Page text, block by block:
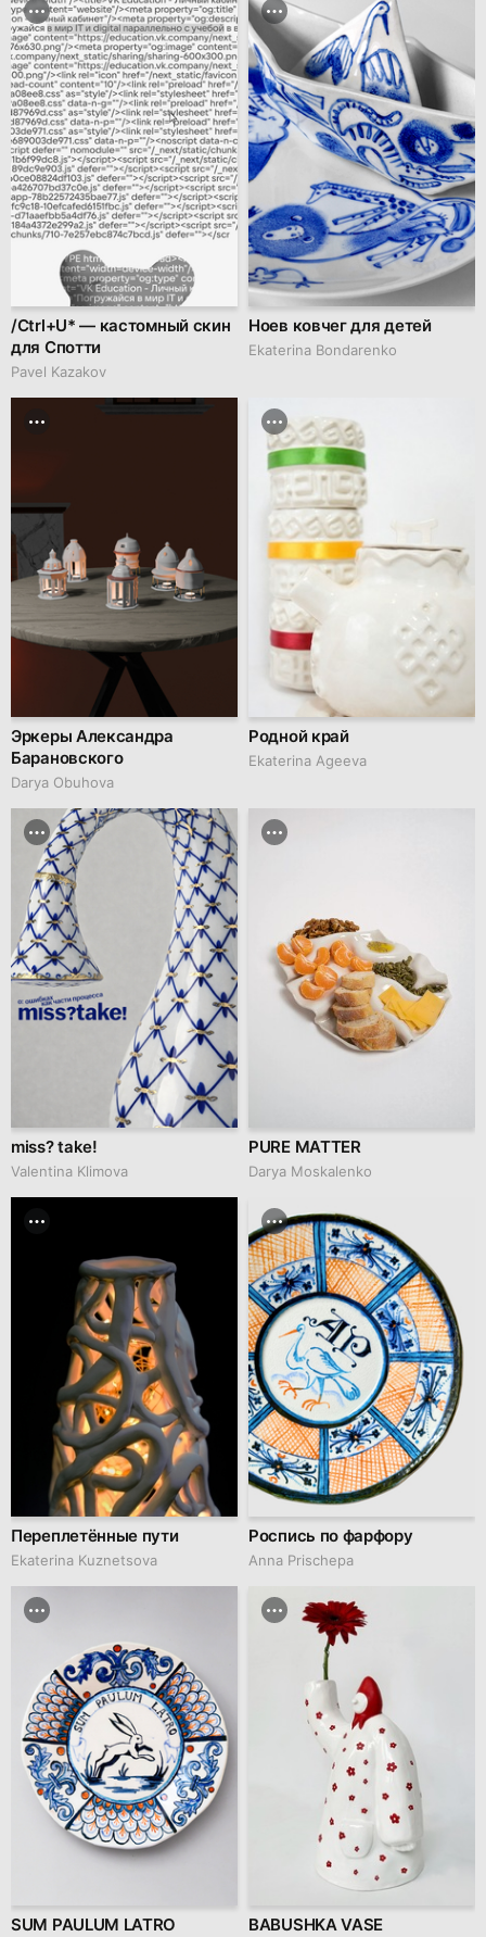
/Ctrl+U* — кастомный скин
для Спотти
Pavel Kazakov
Ноев ковчег для детей
Ekaterina Bondarenko
Эркеры Александра
Барановского
Darya Obuhova
Родной край
Ekaterina Ageeva
miss? take!
Valentina Klimova
PURE MATTER
Darya Moskalenko
Переплетённые пути
Ekaterina Kuznetsova
Роспись по фарфору
Anna Prischepa
SUM PAULUM LATRO BABUSHKA VASE